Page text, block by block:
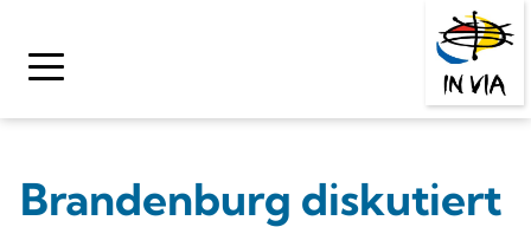
springen
Brandenburg diskutiert